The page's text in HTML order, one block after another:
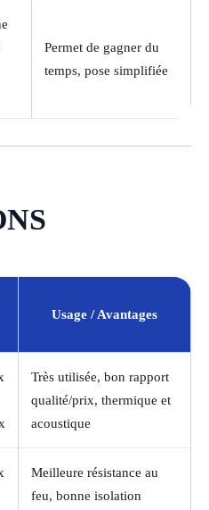
Permet de gagner du
temps, pose simplifiée
Usage / Avantages
Très utilisée, bon rapport
qualité/prix, thermique et
acoustique
Meilleure résistance au
feu, bonne isolation